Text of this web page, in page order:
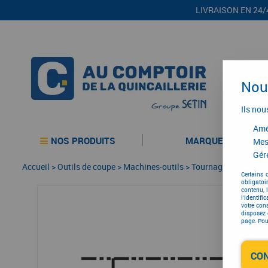
LIVRAISON EN 24/
NOS PRODUITS MARQUES
Accueil >Outils de coupe > Machines-outils >Tournage - alésage
Ils
Certains
contenu,
votre
disposez
page.